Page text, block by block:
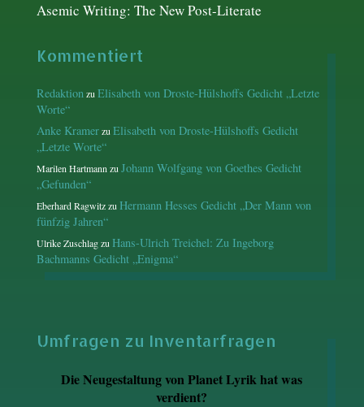
Asemic Writing: The New Post-Literate
Kommentiert
RedaktionzuElisabeth von Droste-Hülshoffs Gedicht „Letzte
Worte“
Anke KramerzuElisabeth von Droste-Hülshoffs Gedicht
„Letzte Worte“
Marilen HartmannzuJohann Wolfgang von Goethes Gedicht
„Gefunden“
Eberhard RagwitzzuHermann Hesses Gedicht „Der Mann von
fünfzig Jahren“
Ulrike ZuschlagzuHans-Ulrich Treichel: Zu Ingeborg
Bachmanns Gedicht „Enigma“
Umfragen zu Inventarfragen
Die Neugestaltung von Planet Lyrik hat was
verdient?